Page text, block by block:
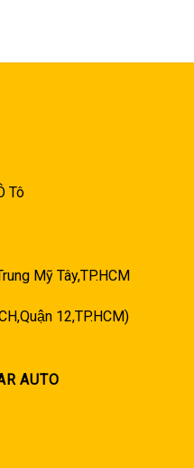
Tô
Mỹ Tây,TP.HCM
12,TP.HCM)
AUTO